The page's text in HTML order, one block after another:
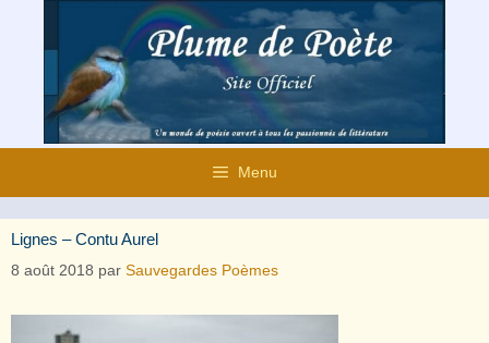
contenu
Menu
Lignes – Contu Aurel
8 août 2018 par Sauvegardes Poèmes